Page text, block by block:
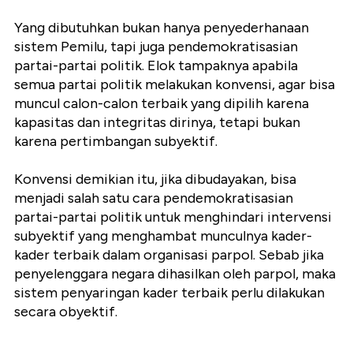
Yang dibutuhkan bukan hanya penyederhanaan
sistem Pemilu, tapi juga pendemokratisasian
partai-partai politik. Elok tampaknya apabila
semua partai politik melakukan konvensi, agar bisa
muncul calon-calon terbaik yang dipilih karena
kapasitas dan integritas dirinya, tetapi bukan
karena pertimbangan subyektif.
Konvensi demikian itu, jika dibudayakan, bisa
menjadi salah satu cara pendemokratisasian
partai-partai politik untuk menghindari intervensi
subyektif yang menghambat munculnya kader-
kader terbaik dalam organisasi parpol. Sebab jika
penyelenggara negara dihasilkan oleh parpol, maka
sistem penyaringan kader terbaik perlu dilakukan
secara obyektif.